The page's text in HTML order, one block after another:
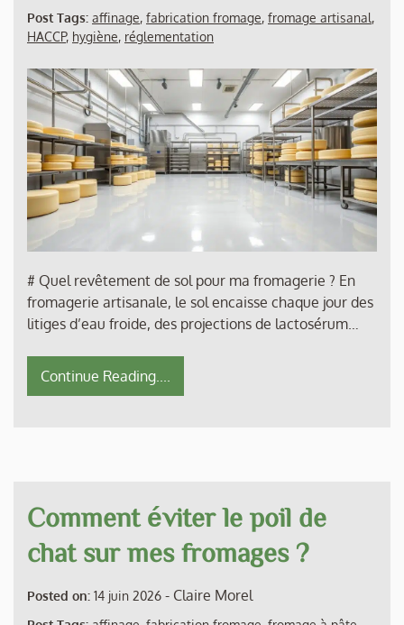
Post Tags: affinage, fabrication fromage, fromage artisanal,
HACCP, hygiène, réglementation
# Quel revêtement de sol pour ma fromagerie ? En
fromagerie artisanale, le sol encaisse chaque jour des
litiges d’eau froide, des projections de lactosérum…
Continue Reading....
Comment éviter le poil de
chat sur mes fromages ?
Posted on: 14 juin 2026 - Claire Morel